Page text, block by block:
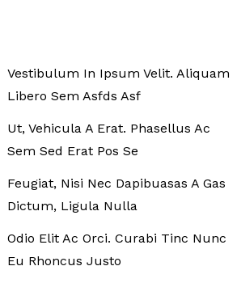
Vestibulum In Ipsum Velit. Aliquam
Libero Sem Asfds Asf
Ut, Vehicula A Erat. Phasellus Ac
Sem Sed Erat Pos Se
Feugiat, Nisi Nec Dapibuasas A Gas
Dictum, Ligula Nulla
Odio Elit Ac Orci. Curabi Tinc Nunc
Eu Rhoncus Justo